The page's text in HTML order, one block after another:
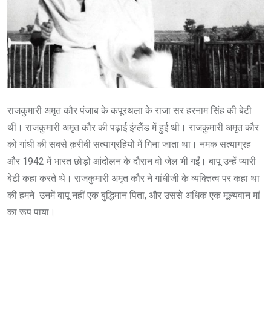
राजकुमारी अमृत कौर पंजाब के कपूरथला के राजा सर हरनाम सिंह की बेटी
थीं। राजकुमारी अमृत कौर की पढ़ाई इंग्लैंड में हुई थी। राजकुमारी अमृत कौर
को गांधी की सबसे क़रीबी सत्याग्रहियों में गिना जाता था। नमक सत्याग्रह
और 1942 में भारत छोड़ो आंदोलन के दौरान वो जेल भी गईं। बापू उन्हें प्यारी
बेटी कहा करते थे। राजकुमारी अमृत कौर ने गांधीजी के व्यक्तित्व पर कहा था
की हमने उनमें बापू नहीं एक बुद्धिमान पिता, और उससे अधिक एक मूल्यवान मां
का रूप पाया।